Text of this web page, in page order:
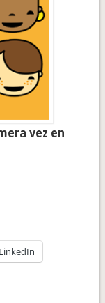
vez en
LinkedIn